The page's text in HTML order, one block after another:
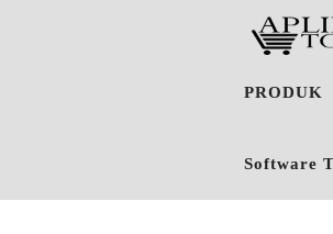
PRODUK
Software